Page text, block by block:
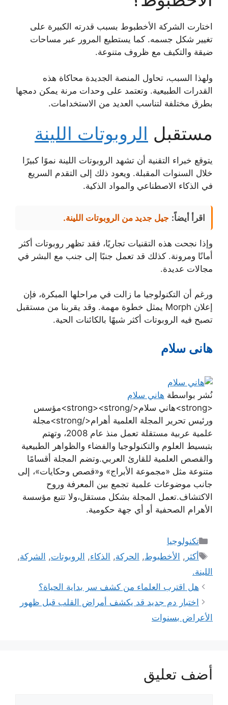
اختارت الشركة الأخطبوط بسبب قدرته الكبيرة على
تغيير شكل جسمه. كما يستطيع المرور عبر مساحات
ضيقة والتكيف مع ظروف متنوعة.
ولهذا السبب، تحاول المنصة الجديدة محاكاة هذه
القدرات الطبيعية. وتعتمد على وحدات مرنة يمكن دمجها
بطرق مختلفة لتناسب العديد من الاستخدامات.
مستقبل الروبوتات اللينة
يتوقع خبراء التقنية أن تشهد الروبوتات اللينة نموًا كبيرًا
خلال السنوات المقبلة. ويعود ذلك إلى التقدم السريع
في الذكاء الاصطناعي والمواد الذكية.
اقرأ أيضاً: جيل جديد من الروبوتات اللينة.
وإذا نجحت هذه التقنيات تجاريًا، فقد تظهر روبوتات أكثر
أمانًا ومرونة. كذلك قد تعمل جنبًا إلى جنب مع البشر في
مجالات عديدة.
ورغم أن التكنولوجيا ما زالت في مراحلها المبكرة، فإن
إعلان Morph يمثل خطوة مهمة. وقد يقربنا من مستقبل
تصبح فيه الروبوتات أكثر شبهًا بالكائنات الحية.
هانى سلام
نُشر بواسطة هاني سلام
<strong>هاني سلام</strong><strong>مؤسس
ورئيس تحرير المجلة العلمية أهرام</strong>مجلة
علمية عربية مستقلة تعمل منذ عام 2008، وتهتم
بتبسيط العلوم والتكنولوجيا والفضاء والظواهر الطبيعية
والقصص العلمية للقارئ العربي.وتضم المجلة أقسامًا
متنوعة مثل «مجموعة الأبراج» و«قصص وحكايات»، إلى
جانب موضوعات علمية تجمع بين المعرفة وروح
الاكتشاف.تعمل المجلة بشكل مستقل،ولا تتبع مؤسسة
الأهرام الصحفية أو أي جهة حكومية.
التصنيفات
تكنولوجيا
الوسوم
أكثر , الأخطبوط, الحركة, الذكاء, الروبوتات, ﺍﻟﺸﺮﻛﺔ,
اللينة.
هل اقترب العلماء من كشف سر بداية الحياة؟
اختبار دم جديد قد يكشف أمراض القلب قبل ظهور
الأعراض بسنوات
أضف تعليق